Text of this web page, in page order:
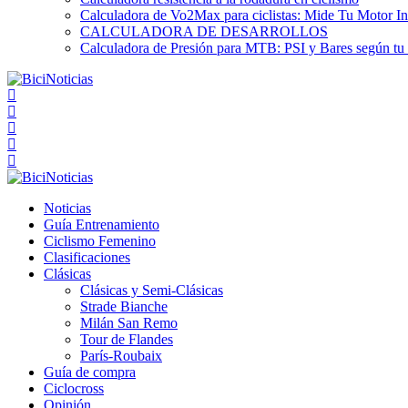
Calculadora de Vo2Max para ciclistas: Mide Tu Motor
CALCULADORA DE DESARROLLOS
Calculadora de Presión para MTB: PSI y Bares según tu
Noticias
Guía Entrenamiento
Ciclismo Femenino
Clasificaciones
Clásicas
Clásicas y Semi-Clásicas
Strade Bianche
Milán San Remo
Tour de Flandes
París-Roubaix
Guía de compra
Ciclocross
Opinión